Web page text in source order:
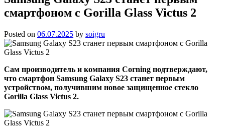
смартфоном с Gorilla Glass Victus 2
Posted on 06.07.2025 by soigru
Сам производитель и компания Corning подтверждают,
что смартфон Samsung Galaxy S23 станет первым
устройством, получившим новое защищенное стекло
Gorilla Glass Victus 2.